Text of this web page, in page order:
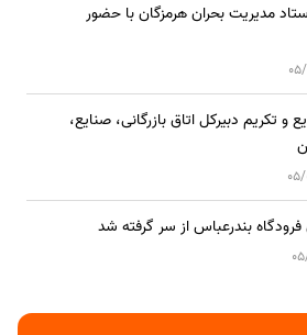
مدیریت بحران هرمزگان با حضور
تکریم دبیرکل اتاق بازرگانی، صنایع،
بندرعباس از سر گرفته شد